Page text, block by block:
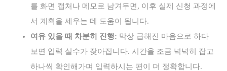
를 화면 캡처나 메모로 남겨두면, 이후 실제 신청 과정에
서 계획을 세우는 데 도움이 됩니다.
여유 있을 때 차분히 진행: 막상 급해진 마음으로 하다
보면 입력 실수가 잦아집니다. 시간을 조금 넉넉히 잡고
하나씩 확인해가며 입력하시는 편이 더 정확합니다.